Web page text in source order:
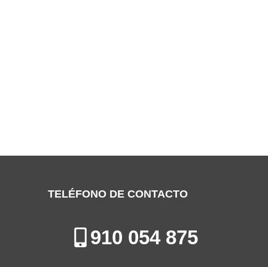
TELÉFONO DE CONTACTO
910 054 875